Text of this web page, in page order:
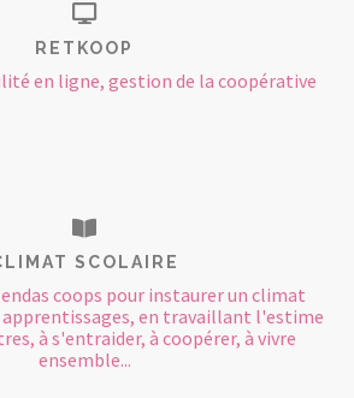
RETKOOP
en ligne, gestion de la coopérative
SCOLAIRE
coops pour instaurer un climat
en travaillant l'estime
à s'entraider, à coopérer, à vivre
ensemble...